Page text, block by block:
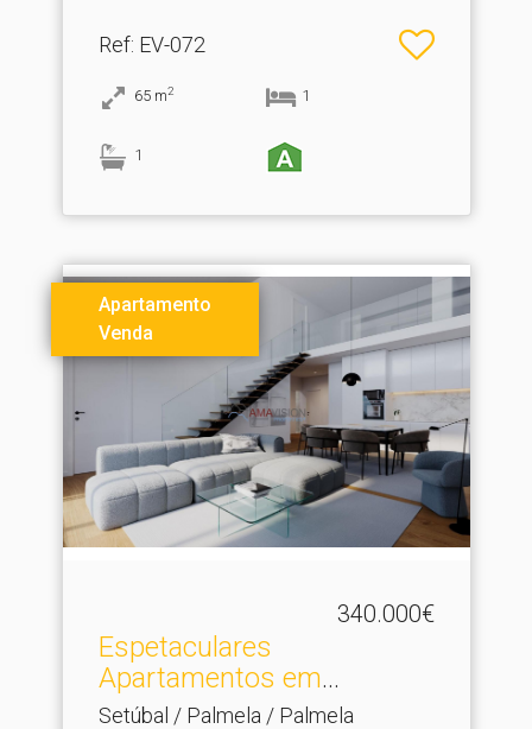
Ref: EV-072
65 m2 1
1
Apartamento
Venda
340.000€
Espetaculares
Apartamentos em
Empreendimento .​..
Setúbal / Palmela / Palmela